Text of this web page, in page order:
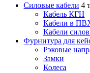
Силовые кабели 4
Кабель КГН
Кабели в
Кабели
Фурнитура для
Рэковые
Замки
Колеса